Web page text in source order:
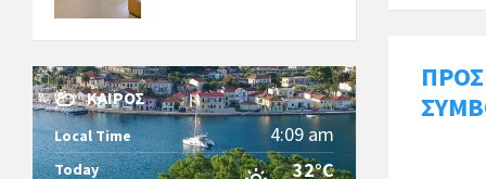
ΚΑΙΡΌΣ
Local Time 4:09 am
Today 32°C